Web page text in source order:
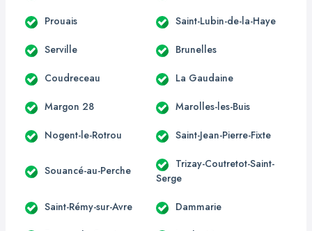
Prouais Saint-Lubin-de-la-Haye
Serville Brunelles
Coudreceau La Gaudaine
Margon 28 Marolles-les-Buis
Nogent-le-Rotrou Saint-Jean-Pierre-Fixte
Souancé-au-Perche
Trizay-Coutretot-Saint-
Serge
Saint-Rémy-sur-Avre Dammarie